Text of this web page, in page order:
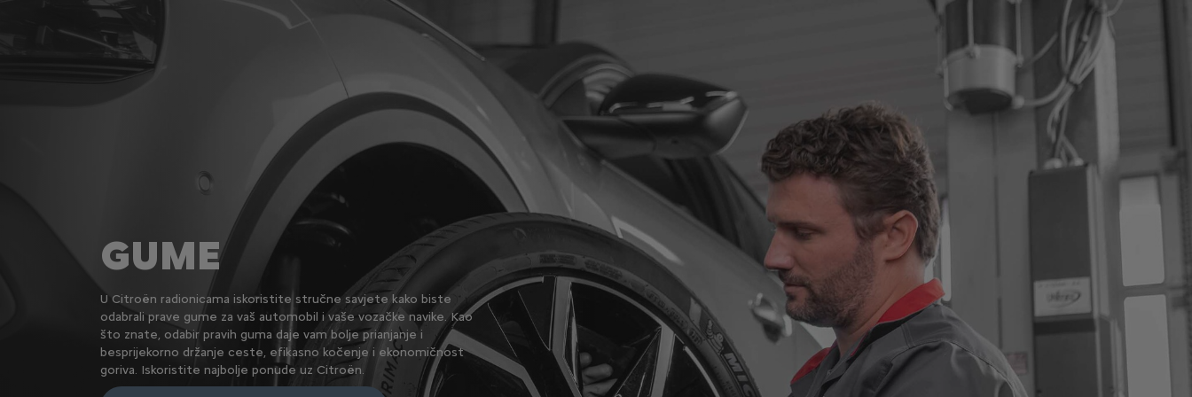
GUME
U Citroën radionicama iskoristite stručne savjete kako biste
odabrali prave gume za vaš automobil i vaše vozačke navike. Kao
što znate, odabir pravih guma daje vam bolje prianjanje i
besprijekorno držanje ceste, efikasno kočenje i ekonomičnost
goriva. Iskoristite najbolje ponude uz Citroën.